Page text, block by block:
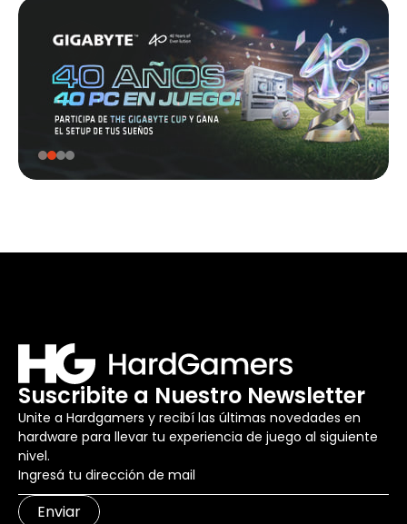
Suscribite a Nuestro Newsletter
Unite a Hardgamers y recibí las últimas novedades en
hardware para llevar tu experiencia de juego al siguiente
nivel.
Enviar